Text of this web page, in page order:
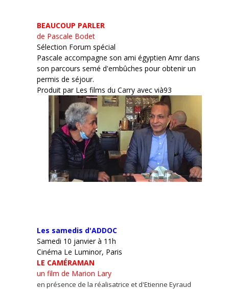
BEAUCOUP PARLER
de Pascale Bodet
Sélection Forum spécial
Pascale accompagne son ami égyptien Amr dans
son parcours semé d'embûches pour obtenir un
permis de séjour.
Produit par Les films du Carry avec vià93
Les samedis d'ADDOC
Samedi 10 janvier à 11h
Cinéma Le Luminor, Paris
LE CAMÉRAMAN
un film de Marion Lary
en présence de la réalisatrice et d'Etienne Eyraud